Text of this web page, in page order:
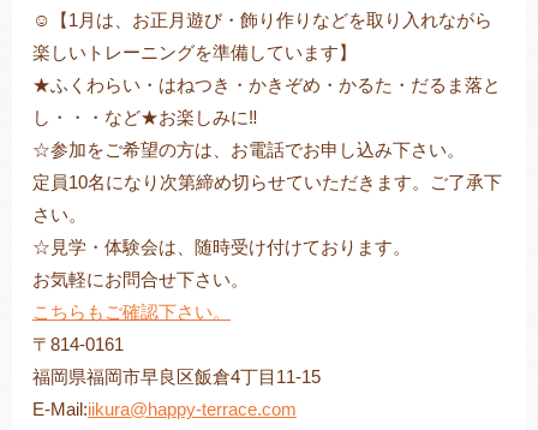
☺【1月は、お正月遊び・飾り作りなどを取り入れながら
楽しいトレーニングを準備しています】
★ふくわらい・はねつき・かきぞめ・かるた・だるま落と
し・・・など★お楽しみに‼
☆参加をご希望の方は、お電話でお申し込み下さい。
定員10名になり次第締め切らせていただきます。ご了承下
さい。
☆見学・体験会は、随時受け付けております。
お気軽にお問合せ下さい。
こちらもご確認下さい。
〒814-0161
福岡県福岡市早良区飯倉4丁目11-15
E-Mail:iikura@happy-terrace.com